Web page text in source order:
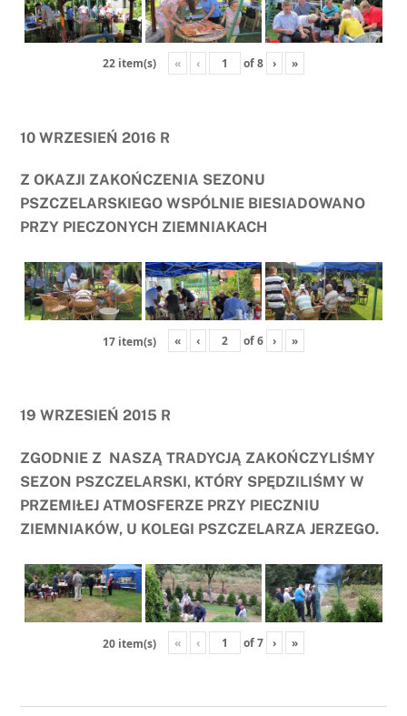
22 item(s) « ‹ of8 › »
10 WRZESIEŃ 2016 R
Z OKAZJI ZAKOŃCZENIA SEZONU
PSZCZELARSKIEGO WSPÓLNIE BIESIADOWANO
PRZY PIECZONYCH ZIEMNIAKACH
17 item(s) « ‹ of6 › »
19 WRZESIEŃ 2015 R
ZGODNIE Z NASZĄ TRADYCJĄ ZAKOŃCZYLIŚMY
SEZON PSZCZELARSKI, KTÓRY SPĘDZILIŚMY W
PRZEMIŁEJ ATMOSFERZE PRZY PIECZNIU
ZIEMNIAKÓW, U KOLEGI PSZCZELARZA JERZEGO.
20 item(s) « ‹ of7 › »